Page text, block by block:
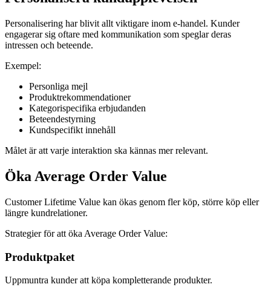
Personalisering har blivit allt viktigare inom e-handel. Kunder
engagerar sig oftare med kommunikation som speglar deras
intressen och beteende.
Exempel:
Personliga mejl
Produktrekommendationer
Kategorispecifika erbjudanden
Beteendestyrning
Kundspecifikt innehåll
Målet är att varje interaktion ska kännas mer relevant.
Öka Average Order Value
Customer Lifetime Value kan ökas genom fler köp, större köp eller
längre kundrelationer.
Strategier för att öka Average Order Value:
Produktpaket
Uppmuntra kunder att köpa kompletterande produkter.